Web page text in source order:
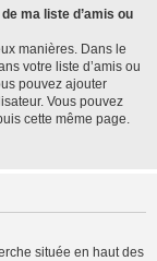
ma liste d’amis ou
manières. Dans le
votre liste d’amis ou
pouvez ajouter
Vous pouvez
cette même page.
située en haut des